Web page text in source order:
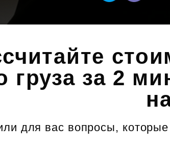
груза за 2
для вас вопросы,